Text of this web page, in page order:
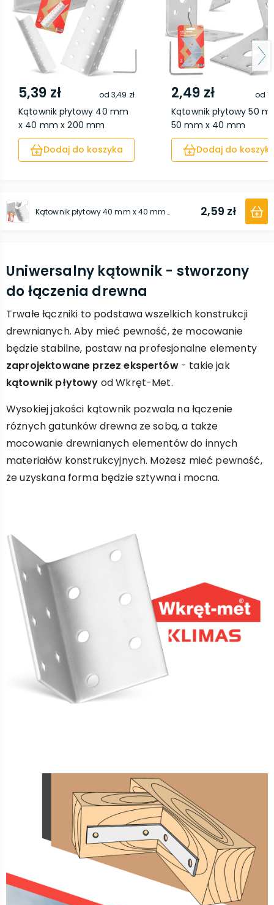
5,39 zł od3,49 zł
Kątownik płytowy 40 mm
x 40 mm x 200 mm
Dodaj do koszyka
2,49 zł od
Kątownik płytowy 50
50 mm x 40 mm
Dodaj do
Kątownik płytowy 40 mm x 40 mm x 60 mm 2,59 zł
Uniwersalny kątownik - stworzony
do łączenia drewna
Trwałe łączniki to podstawa wszelkich konstrukcji
drewnianych. Aby mieć pewność, że mocowanie
będzie stabilne, postaw na profesjonalne elementy
zaprojektowane przez ekspertów- takie jak
kątownik płytowy od Wkręt-Met.
Wysokiej jakości kątownik pozwala na łączenie
różnych gatunków drewna ze sobą, a także
mocowanie drewnianych elementów do innych
materiałów konstrukcyjnych. Możesz mieć pewność,
że uzyskana forma będzie sztywna i mocna.